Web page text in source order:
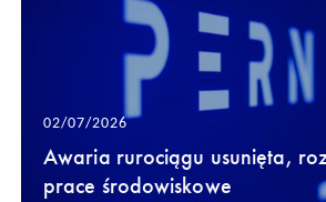
02/07/2026
Awaria rurociągu usunięta,
prace środowiskowe